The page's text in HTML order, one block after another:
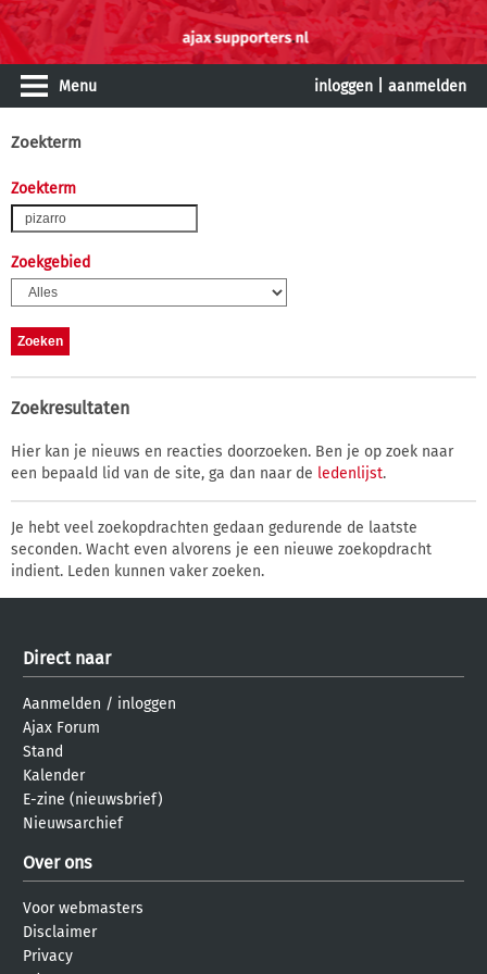
Menu inloggen aanmelden
Zoekterm
Zoekterm
Zoekgebied
Zoekresultaten
Hier kan je nieuws en reacties doorzoeken. Ben je op zoek naar
een bepaald lid van de site, ga dan naar de ledenlijst.
Je hebt veel zoekopdrachten gedaan gedurende de laatste
seconden. Wacht even alvorens je een nieuwe zoekopdracht
indient. Leden kunnen vaker zoeken.
Direct naar
Aanmelden / inloggen
Ajax Forum
Stand
Kalender
E-zine (nieuwsbrief)
Nieuwsarchief
Over ons
Voor webmasters
Disclaimer
Privacy